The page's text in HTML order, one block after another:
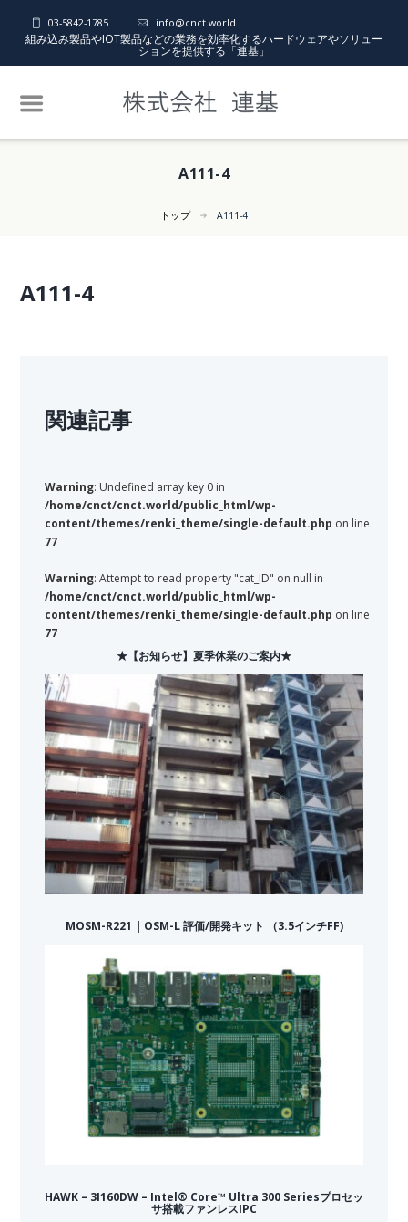
03-5842-1785 info@cnct.world
組み込み製品やIOT製品などの業務を効率化するハードウェアやソリュー
ションを提供する「連基」
A111-4
トップ A111-4
A111-4
関連記事
Warning: Undefined array key 0 in
/home/cnct/cnct.world/public_html/wp-
content/themes/renki_theme/single-default.php on line
77
Warning: Attempt to read property "cat_ID" on null in
/home/cnct/cnct.world/public_html/wp-
content/themes/renki_theme/single-default.php on line
77
★【お知らせ】夏季休業のご案内★
MOSM-R221 | OSM-L 評価/開発キット （3.5インチFF)
HAWK – 3I160DW – Intel® Core™ Ultra 300 Seriesプロセッ
サ搭載ファンレスIPC